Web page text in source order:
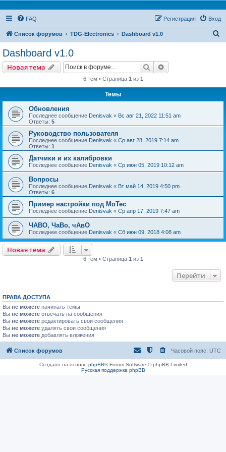
FAQ Вход
Регистрация
Список форумов TDG-Electronics Dashboard v1.0
Dashboard v1.0
Новая тема Поиск
6 тем • Страница 1 из 1
Темы
Обновления
Последнее сообщение Denisvak « Вс авг 21, 2022 11:51 am
Ответы: 5
Руководство пользователя
Последнее сообщение Denisvak « Ср авг 28, 2019 7:14 am
Ответы: 1
Датчики и их калибровки
Последнее сообщение Denisvak « Ср июн 05, 2019 10:12 am
Вопросы
Последнее сообщение Denisvak « Вт май 14, 2019 4:50 pm
Ответы: 6
Пример настройки под MoTec
Последнее сообщение Denisvak « Ср апр 17, 2019 7:47 am
ЧАВО, ЧаВо, чАвО
Последнее сообщение Denisvak « Сб июн 09, 2018 4:08 am
Новая тема
6 тем • Страница 1 из 1
Перейти
ПРАВА ДОСТУПА
Вы не можете начинать темы
Вы не можете отвечать на сообщения
Вы не можете редактировать свои сообщения
Вы не можете удалять свои сообщения
Вы не можете добавлять вложения
Список форумов Часовой пояс: UTC
Создано на основе phpBB® Forum Software © phpBB Limited
Русская поддержка phpBB